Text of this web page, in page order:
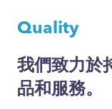
Quality
我們致力於
品和服務。